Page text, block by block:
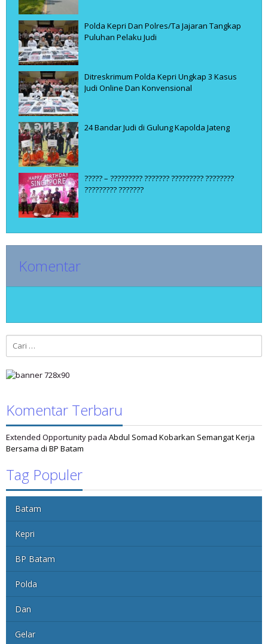
Polda Kepri Dan Polres/Ta Jajaran Tangkap
Puluhan Pelaku Judi
Ditreskrimum Polda Kepri Ungkap 3 Kasus
Judi Online Dan Konvensional
24 Bandar Judi di Gulung Kapolda Jateng
????? – ????????? ??????? ????????? ????????
????????? ???????
Komentar
untuk:
Komentar Terbaru
Extended Opportunitypada Abdul Somad Kobarkan Semangat Kerja
Bersama di BP Batam
Tag Populer
Batam
Kepri
BP Batam
Polda
Dan
Gelar